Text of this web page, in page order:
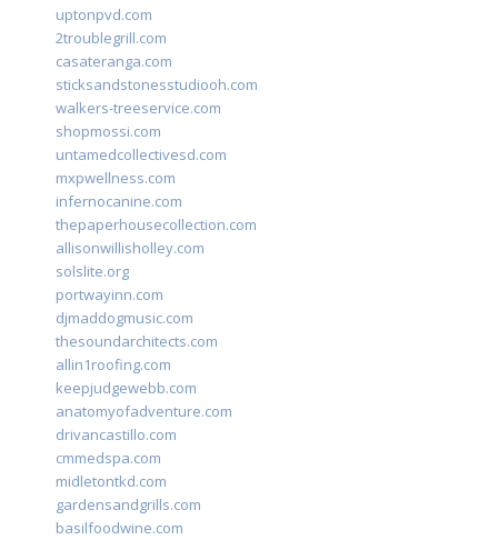
uptonpvd.com
2troublegrill.com
casateranga.com
sticksandstonesstudiooh.com
walkers-treeservice.com
shopmossi.com
untamedcollectivesd.com
mxpwellness.com
infernocanine.com
thepaperhousecollection.com
allisonwillisholley.com
solslite.org
portwayinn.com
djmaddogmusic.com
thesoundarchitects.com
allin1roofing.com
keepjudgewebb.com
anatomyofadventure.com
drivancastillo.com
cmmedspa.com
midletontkd.com
gardensandgrills.com
basilfoodwine.com